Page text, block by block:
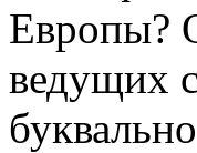
Европы?
ведущих